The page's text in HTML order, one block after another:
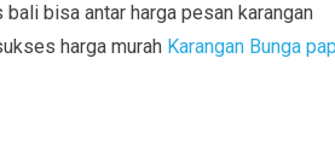
bisa antar harga pesan karangan
harga murah Karangan Bunga